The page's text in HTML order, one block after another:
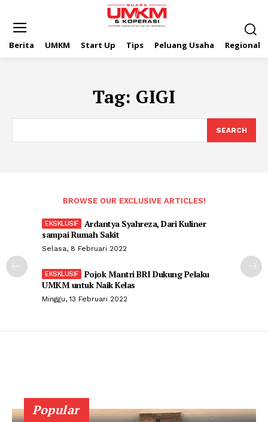
Berita UMKM Start Up Tips Peluang Usaha Regional
Tag: GIGI
SEARCH
BROWSE OUR EXCLUSIVE ARTICLES!
Ardantya Syahreza, Dari Kuliner
sampai Rumah Sakit
Selasa, 8 Februari 2022
Pojok Mantri BRI Dukung Pelaku
UMKM untuk Naik Kelas
Minggu, 13 Februari 2022
Popular